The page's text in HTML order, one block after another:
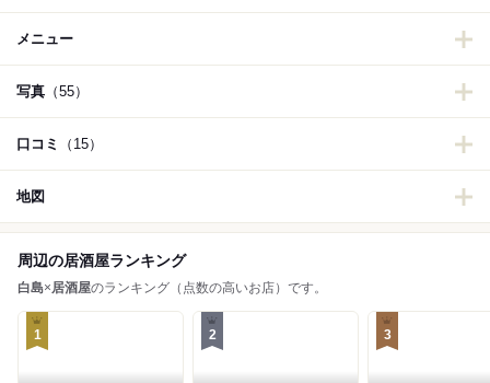
メニュー
写真 （55）
口コミ （15）
地図
周辺の居酒屋ランキング
白島×居酒屋のランキング（点数の高いお店）です。
1 2 3